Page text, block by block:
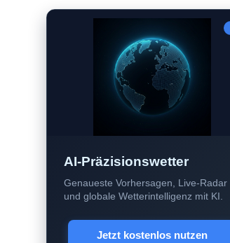
AI-Präzisionswetter
Genaueste Vorhersagen, Live-Radar
und globale Wetterintelligenz mit KI.
Jetzt kostenlos nutzen